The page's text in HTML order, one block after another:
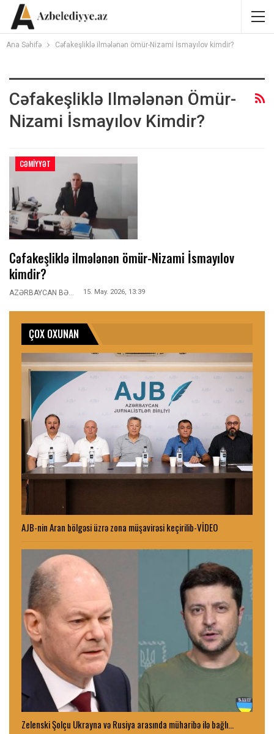
Ana Səhifə Cəfakeşliklə ilmələnən ömür-Nizami İsmayılov kimdir?
Cəfakeşliklə Ilmələnən Ömür-
Nizami İsmayılov Kimdir?
CƏMIYYƏT
Cəfakeşliklə ilmələnən ömür-Nizami İsmayılov
kimdir?
15. May. 2026, 13:39
ÇOX OXUNAN
AJB-nin Aran bölgəsi üzrə zona müşavirəsi keçirilib-VİDEO
Zelenski Şolçu Ukrayna və Rusiya arasında müharibə ilə bağlı…